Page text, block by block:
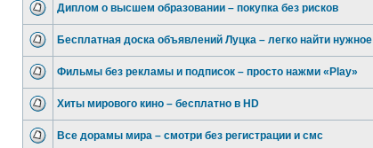
Диплом о высшем образовании – покупка без рисков
Бесплатная доска объявлений Луцка – легко найти нужное
Фильмы без рекламы и подписок – просто нажми «Play»
Хиты мирового кино – бесплатно в HD
Все дорамы мира – смотри без регистрации и смс